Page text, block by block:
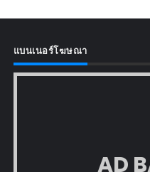
แบนเนอร์โฆษณา
AD